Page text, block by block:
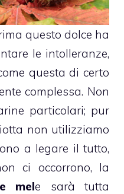
questo dolce ha
le intolleranze,
questa di certo
complessa. Non
particolari; pur
non utilizziamo
a legare il tutto,
ci occorrono, la
mele sarà tutta